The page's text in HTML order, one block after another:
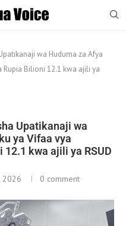
wa Huduma za Afya
Rupia Bilioni 12.1 kwa ajili ya
Upatikanaji wa
ya Vifaa vya
kwa ajili ya RSUD
2026 0 comment